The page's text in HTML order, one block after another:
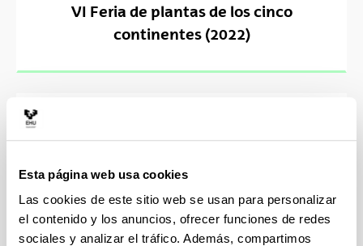
Esta página web usa cookies
Las cookies de este sitio web se usan para personalizar
el contenido y los anuncios, ofrecer funciones de redes
sociales y analizar el tráfico. Además, compartimos
VI Feria de plantas de los cinco
continentes (2022)